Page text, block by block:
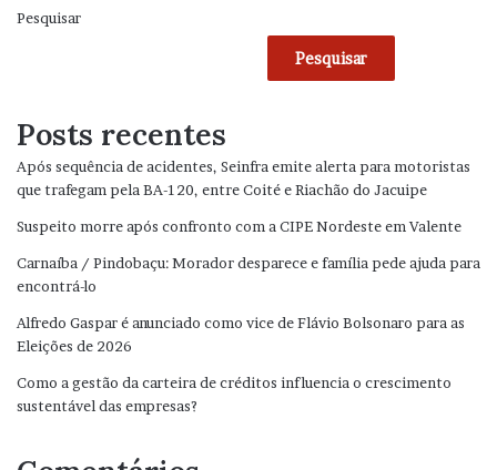
Pesquisar
Pesquisar
Posts recentes
Após sequência de acidentes, Seinfra emite alerta para motoristas
que trafegam pela BA-120, entre Coité e Riachão do Jacuipe
Suspeito morre após confronto com a CIPE Nordeste em Valente
Carnaíba / Pindobaçu: Morador desparece e família pede ajuda para
encontrá-lo
Alfredo Gaspar é anunciado como vice de Flávio Bolsonaro para as
Eleições de 2026
Como a gestão da carteira de créditos influencia o crescimento
sustentável das empresas?